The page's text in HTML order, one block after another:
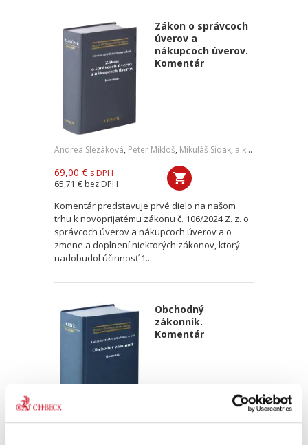
Zákon o správcoch
úverov a
nákupcoch úverov.
Komentár
Andrea Slezáková, Peter Mikloš, Mikuláš Sidak, a kol.
69,00 € s DPH
65,71 € bez DPH
Komentár predstavuje prvé dielo na našom
trhu k novoprijatému zákonu č. 106/2024 Z. z. o
správcoch úverov a nákupcoch úverov a o
zmene a doplnení niektorých zákonov, ktorý
nadobudol účinnosť 1....
Obchodný
zákonník.
Komentár